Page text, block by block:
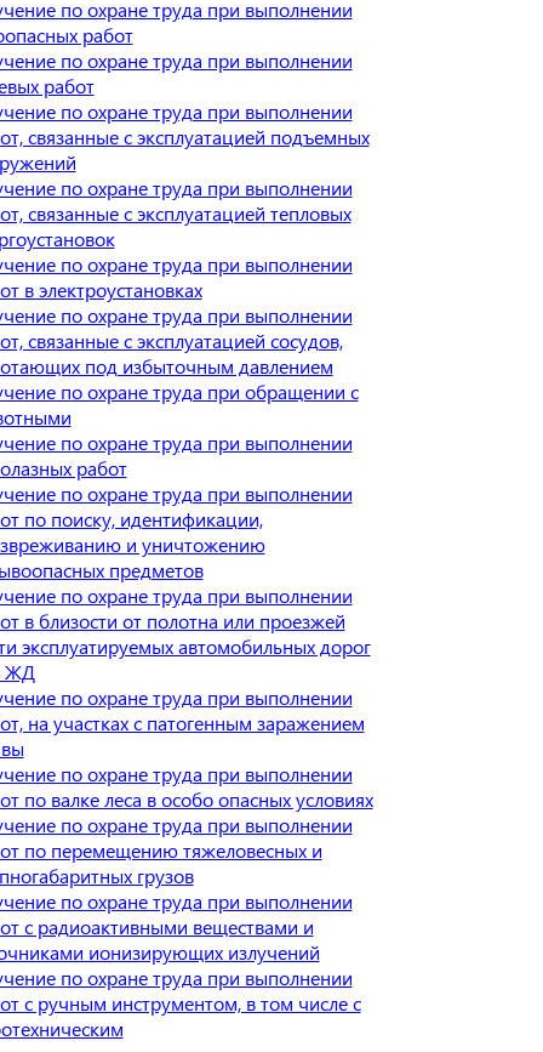
по охране труда при выполнении
работ
по охране труда при выполнении
работ
по охране труда при выполнении
связанные с эксплуатацией подъемных
по охране труда при выполнении
связанные с эксплуатацией тепловых
по охране труда при выполнении
в электроустановках
по охране труда при выполнении
связанные с эксплуатацией сосудов,
под избыточным давлением
по охране труда при обращении с
по охране труда при выполнении
работ
по охране труда при выполнении
по поиску, идентификации,
и уничтожению
предметов
по охране труда при выполнении
в близости от полотна или проезжей
эксплуатируемых автомобильных дорог
ЖД
по охране труда при выполнении
на участках с патогенным заражением
по охране труда при выполнении
по валке леса в особо опасных условиях
по охране труда при выполнении
по перемещению тяжеловесных и
грузов
по охране труда при выполнении
с радиоактивными веществами и
ионизирующих излучений
по охране труда при выполнении
с ручным инструментом, в том числе с